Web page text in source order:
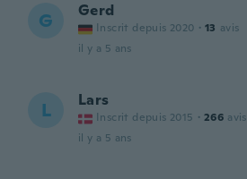
G Gerd
Inscrit depuis 2020 · 13 avis
il y a 5 ans
L Lars
Inscrit depuis 2015 · 266 avis
il y a 5 ans